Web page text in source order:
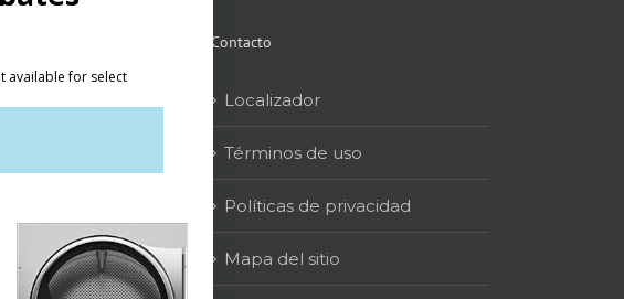
Contacto
Localizador
Términos de uso
Políticas de privacidad
Mapa del sitio